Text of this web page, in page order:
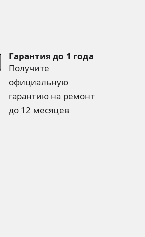
Гарантия до 1 года
Получите
официальную
гарантию на ремонт
до 12 месяцев